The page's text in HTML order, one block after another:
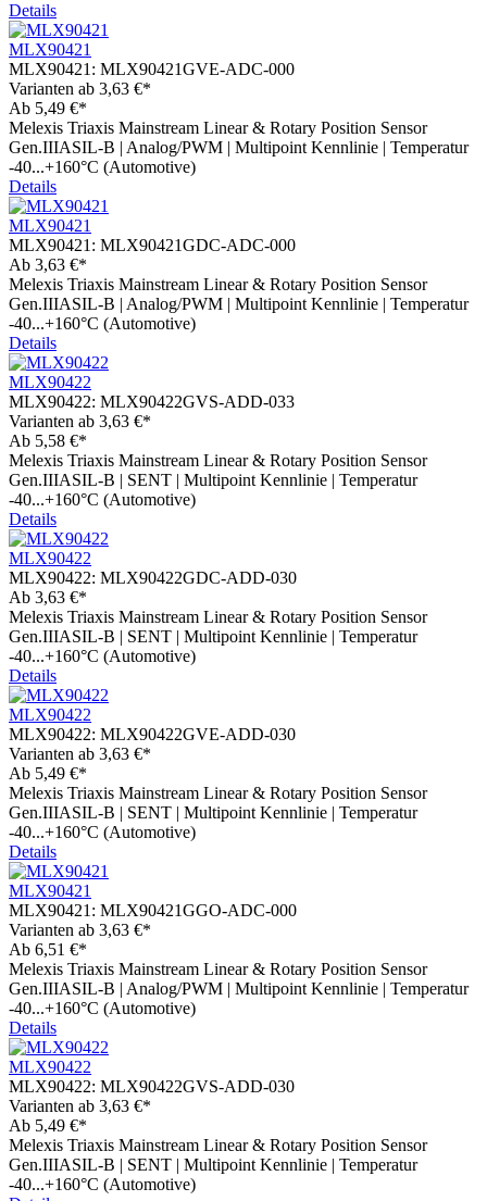
Details
MLX90421
MLX90421: MLX90421GVE-ADC-000
Varianten ab 3,63 €*
Ab 5,49 €*
Melexis Triaxis Mainstream Linear & Rotary Position Sensor
Gen.IIIASIL-B | Analog/PWM | Multipoint Kennlinie | Temperatur
-40...+160°C (Automotive)
Details
MLX90421
MLX90421: MLX90421GDC-ADC-000
Ab 3,63 €*
Melexis Triaxis Mainstream Linear & Rotary Position Sensor
Gen.IIIASIL-B | Analog/PWM | Multipoint Kennlinie | Temperatur
-40...+160°C (Automotive)
Details
MLX90422
MLX90422: MLX90422GVS-ADD-033
Varianten ab 3,63 €*
Ab 5,58 €*
Melexis Triaxis Mainstream Linear & Rotary Position Sensor
Gen.IIIASIL-B | SENT | Multipoint Kennlinie | Temperatur
-40...+160°C (Automotive)
Details
MLX90422
MLX90422: MLX90422GDC-ADD-030
Ab 3,63 €*
Melexis Triaxis Mainstream Linear & Rotary Position Sensor
Gen.IIIASIL-B | SENT | Multipoint Kennlinie | Temperatur
-40...+160°C (Automotive)
Details
MLX90422
MLX90422: MLX90422GVE-ADD-030
Varianten ab 3,63 €*
Ab 5,49 €*
Melexis Triaxis Mainstream Linear & Rotary Position Sensor
Gen.IIIASIL-B | SENT | Multipoint Kennlinie | Temperatur
-40...+160°C (Automotive)
Details
MLX90421
MLX90421: MLX90421GGO-ADC-000
Varianten ab 3,63 €*
Ab 6,51 €*
Melexis Triaxis Mainstream Linear & Rotary Position Sensor
Gen.IIIASIL-B | Analog/PWM | Multipoint Kennlinie | Temperatur
-40...+160°C (Automotive)
Details
MLX90422
MLX90422: MLX90422GVS-ADD-030
Varianten ab 3,63 €*
Ab 5,49 €*
Melexis Triaxis Mainstream Linear & Rotary Position Sensor
Gen.IIIASIL-B | SENT | Multipoint Kennlinie | Temperatur
-40...+160°C (Automotive)